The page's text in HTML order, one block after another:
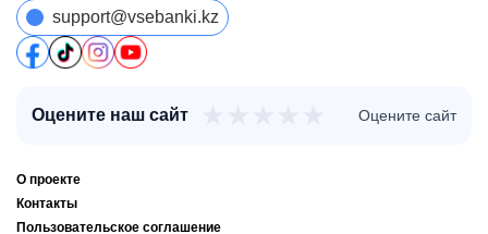
support@vsebanki.kz
Оцените наш сайт Оцените сайт
О проекте
Контакты
Пользовательское соглашение